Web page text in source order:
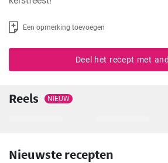
Een opmerking toevoegen
Deel het recept met
Reels NIEUW
Nieuwste recepten